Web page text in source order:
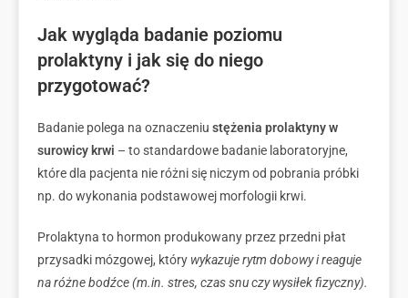
Jak wygląda badanie poziomu
prolaktyny i jak się do niego
przygotować?
Badanie polega na oznaczeniu stężenia prolaktyny w
surowicy krwi – to standardowe badanie laboratoryjne,
które dla pacjenta nie różni się niczym od pobrania próbki
np. do wykonania podstawowej morfologii krwi.
Prolaktyna to hormon produkowany przez przedni płat
przysadki mózgowej, który wykazuje rytm dobowy i reaguje
na różne bodźce (m.in. stres, czas snu czy wysiłek fizyczny).